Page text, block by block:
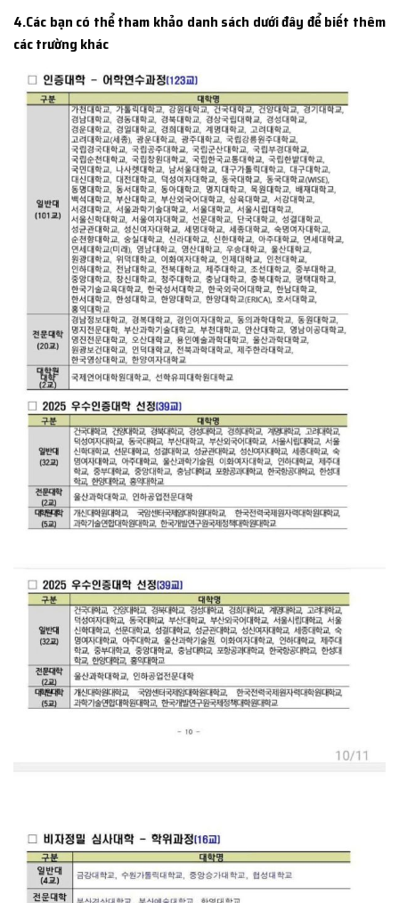
4.Các bạn có thể tham khảo danh sách dưới đây để biết thêm
các trường khác